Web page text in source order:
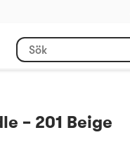
– 201 Beige